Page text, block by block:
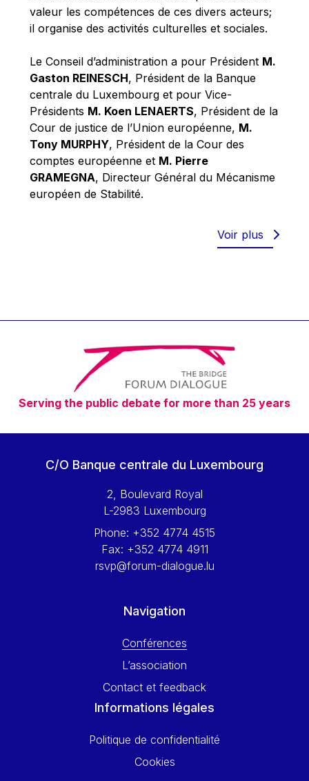
Paolo Mengozzi
Paschal Donohoe
Pat Cox
Patrizia Nanz
Philippe Maystadt
Pierre Gramegna
Richard Pelly
Robert Goebbels
Robert REYNDERS
Timothy Radcliffe
Vaclav Klaus
Vassilios Skouris
Vítor Manuel da Silva Caldeira
Viviane Reding
Walter Hagg
Wolfgang Ketterle
Yossi Beillin
Yves FRANCHET
valeur les compétences de ces divers acteurs;
il organise des activités culturelles et sociales.
Le Conseil d’administration a pour Président M.
Gaston REINESCH, Président de la Banque
centrale du Luxembourg et pour Vice-
Présidents M. Koen LENAERTS, Président de la
Cour de justice de l’Union européenne, M.
Tony MURPHY, Président de la Cour des
comptes européenne et M. Pierre
GRAMEGNA, Directeur Général du Mécanisme
européen de Stabilité.
Voir plus
Serving the public debate for more than 25 years
C/O Banque centrale du Luxembourg
2, Boulevard Royal
L-2983 Luxembourg
Phone: +352 4774 4515
Fax: +352 4774 4911
rsvp@forum-dialogue.lu
Navigation
Conférences
L’association
Contact et feedback
Informations légales
Politique de confidentialité
Cookies